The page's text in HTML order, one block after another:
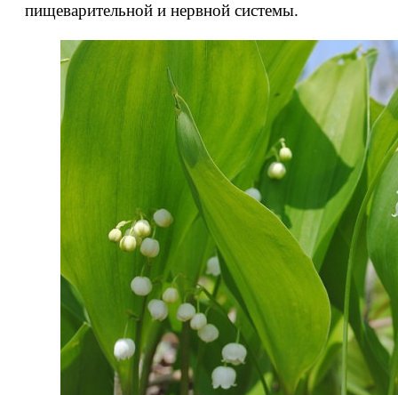
пищеварительной и нервной системы.